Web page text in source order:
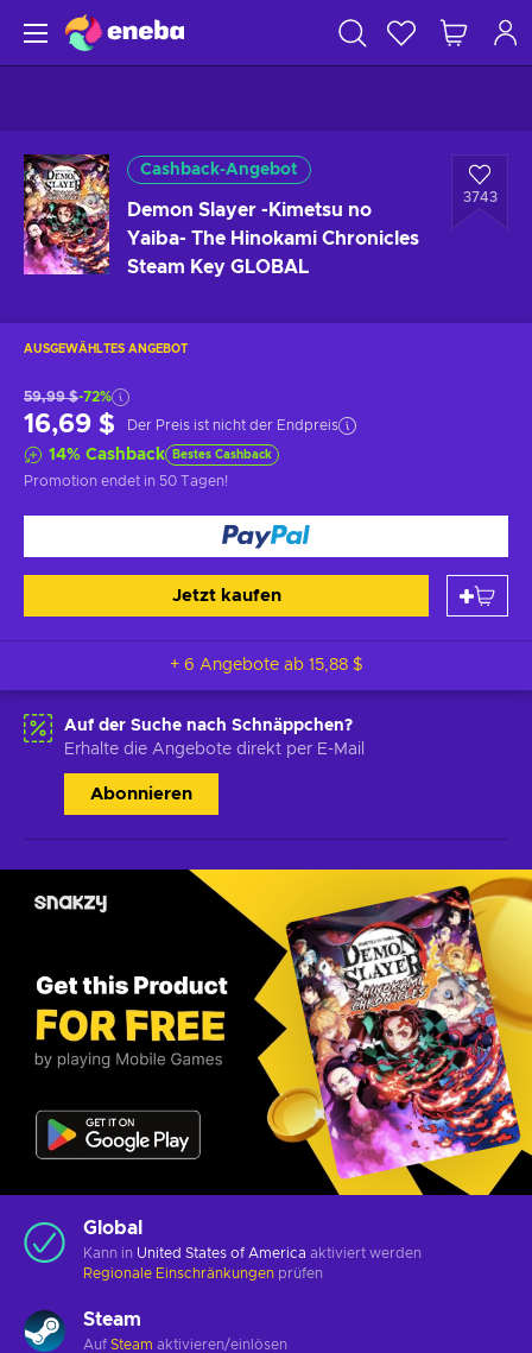
Cashback-Angebot
Demon Slayer -Kimetsu no
Yaiba- The Hinokami Chronicles
Steam Key GLOBAL
3743
AUSGEWÄHLTES ANGEBOT
59,99 $-72%
16,69 $ Der Preis ist nicht der Endpreis
14% Cashback Bestes Cashback
Promotion endet in 50 Tagen!
Jetzt kaufen
+ 6 Angebote ab 15,88 $
Auf der Suche nach Schnäppchen?
Erhalte die Angebote direkt per E-Mail
Abonnieren
Global
Kann in United States of America aktiviert werden
Regionale Einschränkungen prüfen
Steam
Auf Steam aktivieren/einlösen